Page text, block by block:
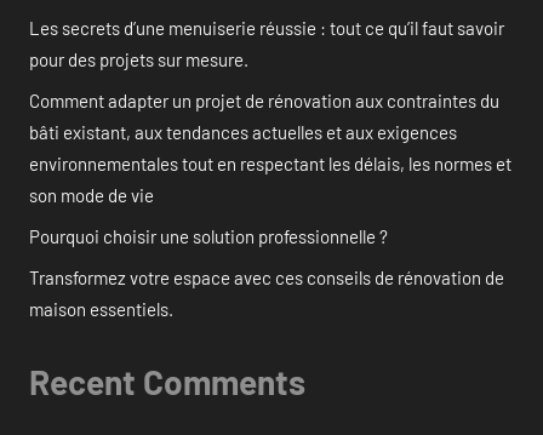
Les secrets d’une menuiserie réussie : tout ce qu’il faut savoir
pour des projets sur mesure.
Comment adapter un projet de rénovation aux contraintes du
bâti existant, aux tendances actuelles et aux exigences
environnementales tout en respectant les délais, les normes et
son mode de vie
Pourquoi choisir une solution professionnelle ?
Transformez votre espace avec ces conseils de rénovation de
maison essentiels.
Recent Comments